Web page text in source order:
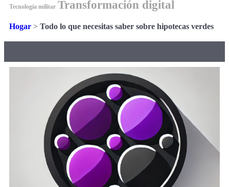
Tecnología militar Transformación digital
Hogar > Todo lo que necesitas saber sobre hipotecas verdes